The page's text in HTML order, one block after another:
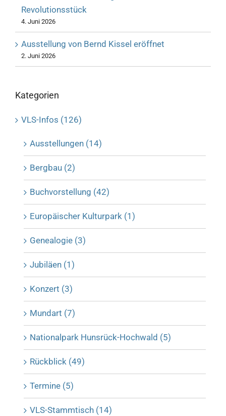
Revolutionsstück
4. Juni 2026
Ausstellung von Bernd Kissel eröffnet
2. Juni 2026
Kategorien
VLS-Infos (126)
Ausstellungen (14)
Bergbau (2)
Buchvorstellung (42)
Europäischer Kulturpark (1)
Genealogie (3)
Jubiläen (1)
Konzert (3)
Mundart (7)
Nationalpark Hunsrück-Hochwald (5)
Rückblick (49)
Termine (5)
VLS-Stammtisch (14)